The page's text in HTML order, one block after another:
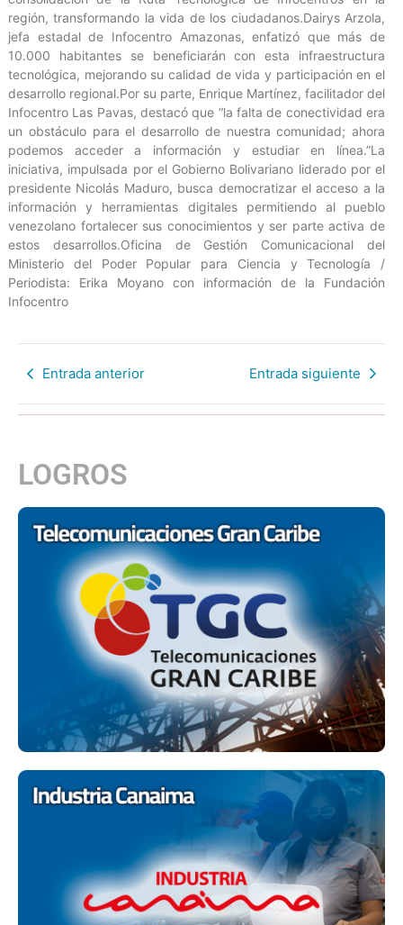
región, transformando la vida de los ciudadanos.Dairys Arzola,
jefa estadal de Infocentro Amazonas, enfatizó que más de
10.000 habitantes se beneficiarán con esta infraestructura
tecnológica, mejorando su calidad de vida y participación en el
desarrollo regional.Por su parte, Enrique Martínez, facilitador del
Infocentro Las Pavas, destacó que “la falta de conectividad era
un obstáculo para el desarrollo de nuestra comunidad; ahora
podemos acceder a información y estudiar en línea.”La
iniciativa, impulsada por el Gobierno Bolivariano liderado por el
presidente Nicolás Maduro, busca democratizar el acceso a la
información y herramientas digitales permitiendo al pueblo
venezolano fortalecer sus conocimientos y ser parte activa de
estos desarrollos.Oficina de Gestión Comunicacional del
Ministerio del Poder Popular para Ciencia y Tecnología /
Periodista: Erika Moyano con información de la Fundación
Infocentro
Entrada anterior Entrada siguiente
LOGROS